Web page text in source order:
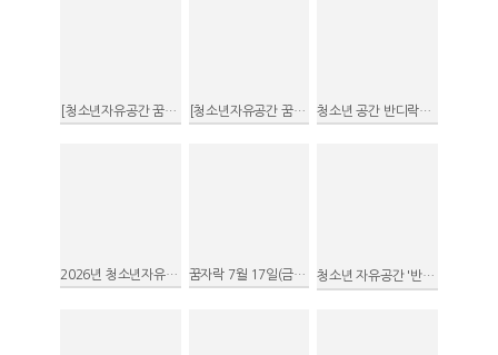
[청소년자유공간 꿈자락] 즐거운청소년공간 와락' 8월 이벤트 [청소년자유공간 꿈자락] 청소년공간기획단 와락크루 오리엔테이션 진행 청소년 공간 반디락에서 에너지 절약 캠페인을 함께합니다.
2026년 청소년자유공간(별다락) 와락크루 공간기획단을 소개합니다 꿈자락 7월 17일(금) 제헌절 휴무 안내 청소년 자유공간 '반디락' 청소년즐거운청소년공간‘와락(來樂)’ 아웃리치